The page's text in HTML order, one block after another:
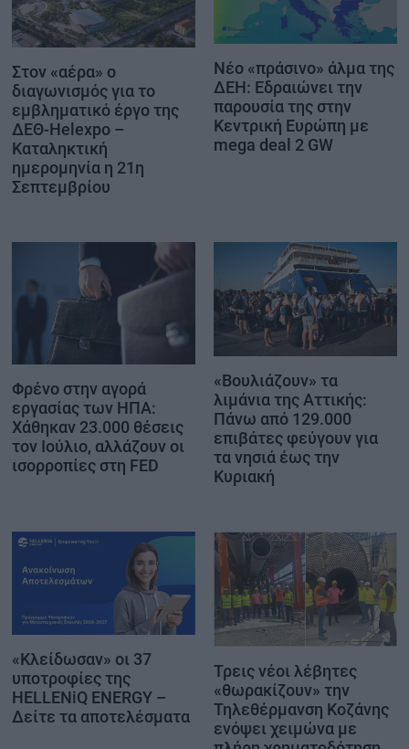
Στον «αέρα» ο
διαγωνισμός για το
εμβληματικό έργο της
ΔΕΘ-Helexpo –
Καταληκτική
ημερομηνία η 21η
Σεπτεμβρίου
Νέο «πράσινο» άλμα της
ΔΕΗ: Εδραιώνει την
παρουσία της στην
Κεντρική Ευρώπη με
mega deal 2 GW
Φρένο στην αγορά
εργασίας των ΗΠΑ:
Χάθηκαν 23.000 θέσεις
τον Ιούλιο, αλλάζουν οι
ισορροπίες στη FED
«Βουλιάζουν» τα
λιμάνια της Αττικής:
Πάνω από 129.000
επιβάτες φεύγουν για
τα νησιά έως την
Κυριακή
«Κλείδωσαν» οι 37
υποτροφίες της
HELLENiQ ENERGY –
Δείτε τα αποτελέσματα
Τρεις νέοι λέβητες
«θωρακίζουν» την
Τηλεθέρμανση Κοζάνης
ενόψει χειμώνα με